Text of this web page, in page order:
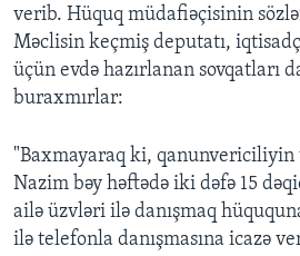
verib. Hüquq müdafiəçisinin
Məclisin keçmiş deputatı,
üçün evdə hazırlanan sovqatları
buraxmırlar:
"Baxmayaraq ki, qanunvericiliyin
Nazim bəy həftədə iki dəfə 15
ailə üzvləri ilə danışmaq
ilə telefonla danışmasına icazə